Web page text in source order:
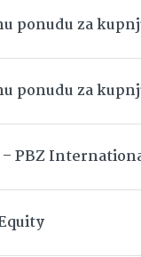
ponudu za
ponudu za
PBZ